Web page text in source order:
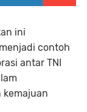
ini
contoh
antar TNI
kemajuan